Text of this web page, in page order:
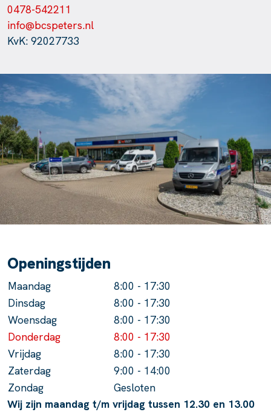
0478-542211
info@bcspeters.nl
KvK: 92027733
Openingstijden
Maandag
8:00 - 17:30
Dinsdag
8:00 - 17:30
Woensdag
8:00 - 17:30
Donderdag
8:00 - 17:30
Vrijdag
8:00 - 17:30
Zaterdag
9:00 - 14:00
Zondag
Gesloten
Wij zijn maandag t/m vrijdag tussen 12.30 en 13.00